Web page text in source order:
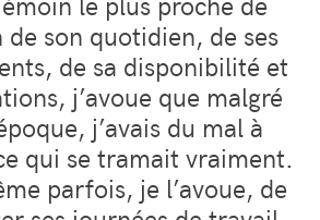
de son quotidien, de ses
de sa disponibilité et
j’avoue que malgré
j’avais du mal à
qui se tramait vraiment.
parfois, je l’avoue, de